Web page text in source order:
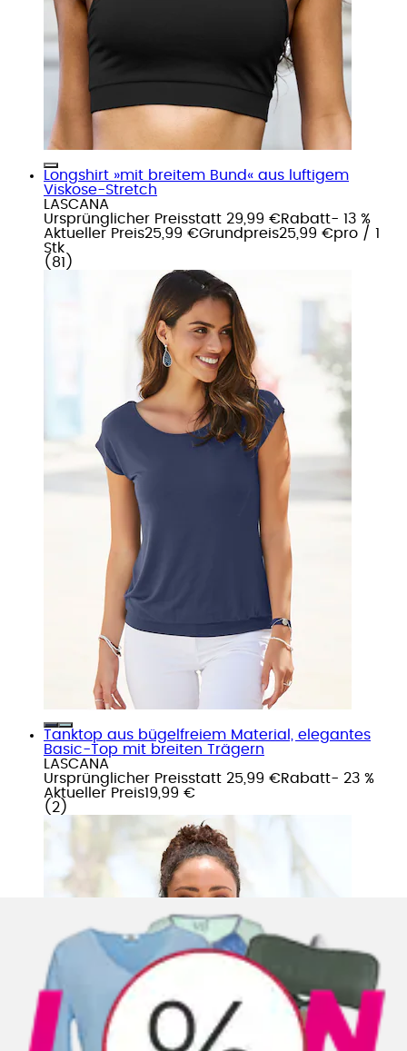
Longshirt »mit breitem Bund« aus luftigem
Viskose-Stretch
LASCANA
Ursprünglicher Preisstatt 29,99 €Rabatt- 13 %
Aktueller Preis25,99 €Grundpreis25,99 €pro / 1
Stk
( 81 )
Tanktop aus bügelfreiem Material, elegantes
Basic-Top mit breiten Trägern
LASCANA
Ursprünglicher Preisstatt 25,99 €Rabatt- 23 %
Aktueller Preis19,99 €
( 2 )